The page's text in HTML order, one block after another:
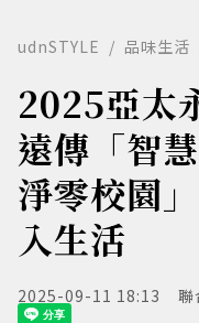
udnSTYLE 品味生活
2025亞太
遠傳「智
淨零校園
入生活
2025-09-11 18:13 聯